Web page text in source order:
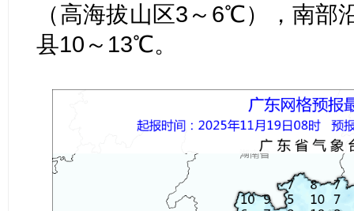
（高海拔山区3～6℃），南
县10～13℃。